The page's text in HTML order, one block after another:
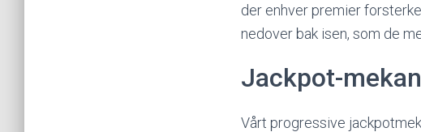
der enhver premier
nedover bak isen, som de
Jackpot-
Vårt progressive